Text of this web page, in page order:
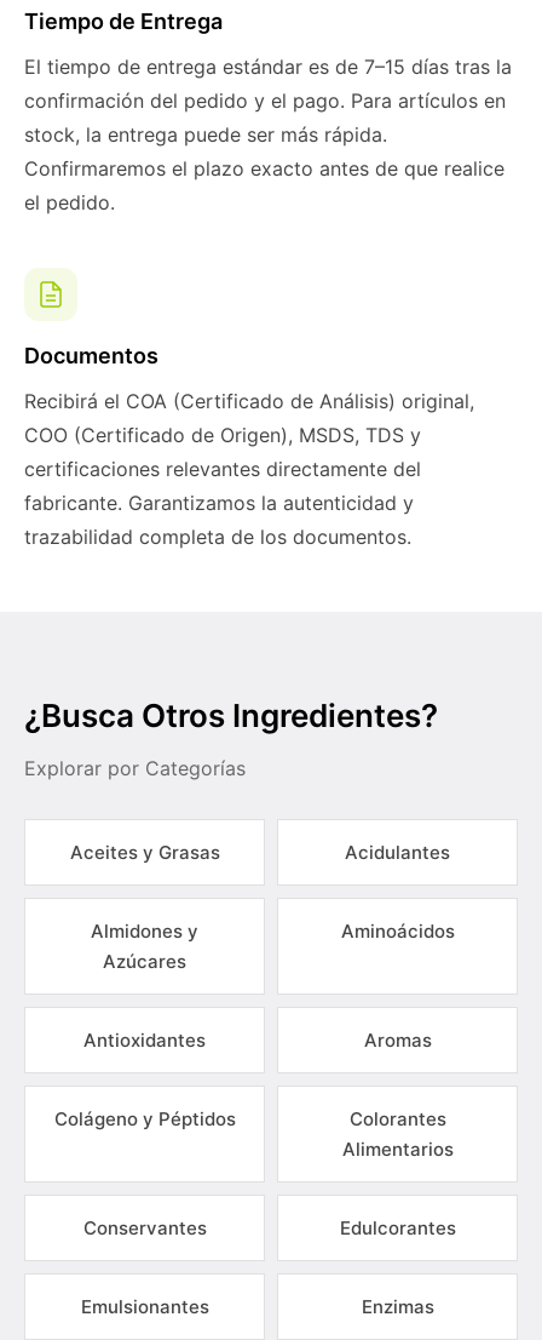
Tiempo de Entrega
El tiempo de entrega estándar es de 7–15 días tras la
confirmación del pedido y el pago. Para artículos en
stock, la entrega puede ser más rápida.
Confirmaremos el plazo exacto antes de que realice
el pedido.
Documentos
Recibirá el COA (Certificado de Análisis) original,
COO (Certificado de Origen), MSDS, TDS y
certificaciones relevantes directamente del
fabricante. Garantizamos la autenticidad y
trazabilidad completa de los documentos.
¿Busca Otros Ingredientes?
Explorar por Categorías
Aceites y Grasas Acidulantes
Almidones y
Azúcares
Aminoácidos
Antioxidantes Aromas
Colágeno y Péptidos
Colorantes
Alimentarios
Conservantes Edulcorantes
Emulsionantes Enzimas